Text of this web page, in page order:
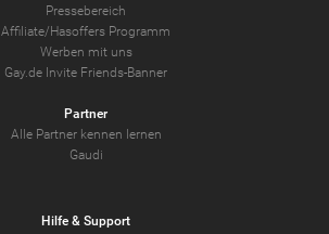
Pressebereich
Affiliate/Hasoffers Programm
Werben mit uns
Gay.de Invite Friends-Banner
Partner
Alle Partner kennen lernen
Gaudi
Hilfe & Support